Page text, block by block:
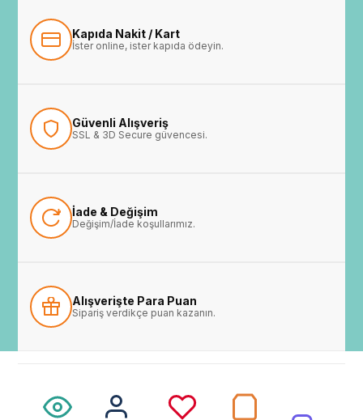
Kapıda Nakit / Kart
İster online, ister kapıda ödeyin.
Güvenli Alışveriş
SSL & 3D Secure güvencesi.
İade & Değişim
Değişim/İade koşullarımız.
Alışverişte Para Puan
Sipariş verdikçe puan kazanın.